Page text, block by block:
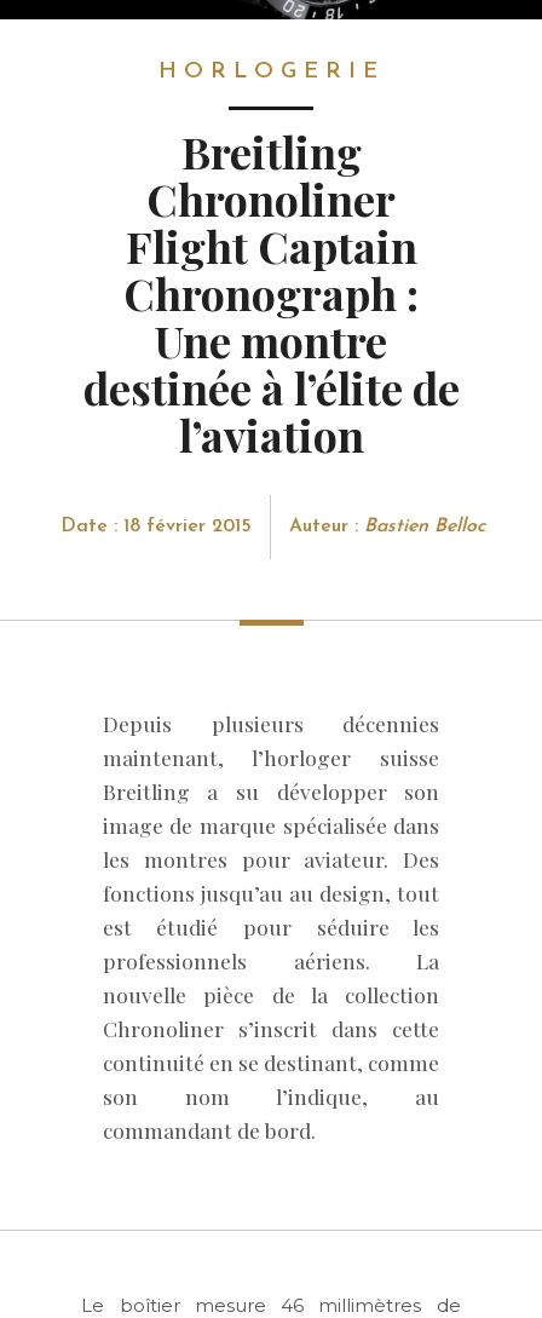
HORLOGERIE
Breitling
Chronoliner
Flight Captain
Chronograph :
Une montre
destinée à l’élite de
l’aviation
Date : 18 février 2015 Auteur : Bastien Belloc
Depuis plusieurs décennies
maintenant, l’horloger suisse
Breitling a su développer son
image de marque spécialisée dans
les montres pour aviateur. Des
fonctions jusqu’au au design, tout
est étudié pour séduire les
professionnels aériens. La
nouvelle pièce de la collection
Chronoliner s’inscrit dans cette
continuité en se destinant, comme
son nom l’indique, au
commandant de bord.
Le boîtier mesure 46 millimètres de